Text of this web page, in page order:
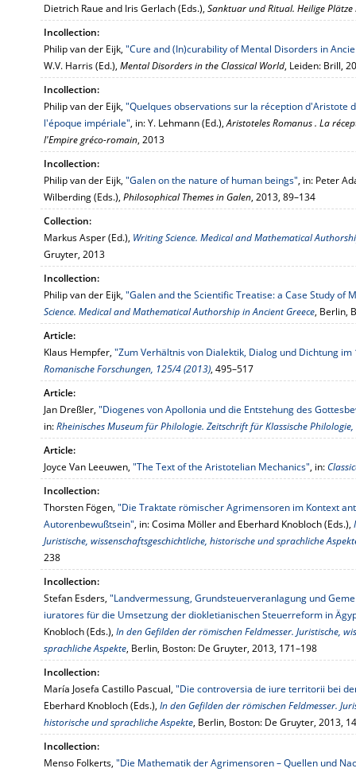
Dietrich Raue and Iris Gerlach (Eds.), Sanktuar und Ritual. Heilige
Incollection:
Philip van der Eijk, "Cure and (In)curability of Mental Disorders in
W.V. Harris (Ed.), Mental Disorders in the Classical World, Leiden: Brill,
Incollection:
Philip van der Eijk, "Quelques observations sur la réception d'Aristote
l'époque impériale", in: Y. Lehmann (Ed.),Aristoteles Romanus . La
l'Empire gréco-romain, 2013
Incollection:
Philip van der Eijk, "Galen on the nature of human beings", in: Peter
Wilberding (Eds.), Philosophical Themes in Galen, 2013, 89–134
Collection:
Markus Asper (Ed.), Writing Science. Medical and Mathematical
Gruyter, 2013
Incollection:
Philip van der Eijk, "Galen and the Scientific Treatise: a Case Study of
Science. Medical and Mathematical Authorship in Ancient Greece, Berlin,
Article:
Klaus Hempfer, "Zum Verhältnis von Dialektik, Dialog und Dichtung im
Romanische Forschungen, 125/4 (2013), 495–517
Article:
Jan Dreßler, "Diogenes von Apollonia und die Entstehung des
in:Rheinisches Museum für Philologie. Zeitschrift für Klassische
Article:
Joyce Van Leeuwen, "The Text of the Aristotelian Mechanics", in:
Incollection:
Thorsten Fögen, "Die Traktate römischer Agrimensoren im Kontext
Autorenbewußtsein", in: Cosima Möller and Eberhard Knobloch (Eds.),
Juristische, wissenschaftsgeschichtliche, historische und sprachliche
238
Incollection:
Stefan Esders, "Landvermessung, Grundsteuerveranlagung und
iuratores für die Umsetzung der diokletianischen Steuerreform in
Knobloch (Eds.), In den Gefilden der römischen Feldmesser. Juristische,
sprachliche Aspekte, Berlin, Boston: De Gruyter, 2013, 171–198
Incollection:
María Josefa Castillo Pascual, "Die controversia de iure territorii bei
Eberhard Knobloch (Eds.), In den Gefilden der römischen Feldmesser.
historische und sprachliche Aspekte, Berlin, Boston: De Gruyter, 2013,
Incollection:
Menso Folkerts, "Die Mathematik der Agrimensoren – Quellen und